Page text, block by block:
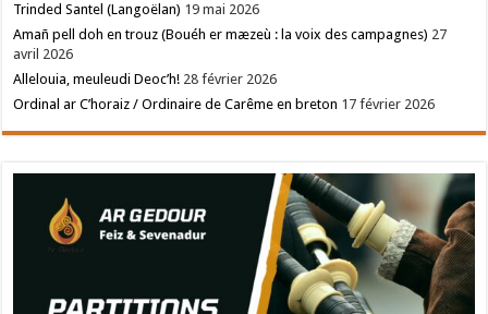
Trinded Santel (Langoëlan) 19 mai 2026
Amañ pell doh en trouz (Bouéh er mæzeù : la voix des campagnes) 27
avril 2026
Allelouia, meuleudi Deoc’h! 28 février 2026
Ordinal ar C’horaiz / Ordinaire de Carême en breton 17 février 2026